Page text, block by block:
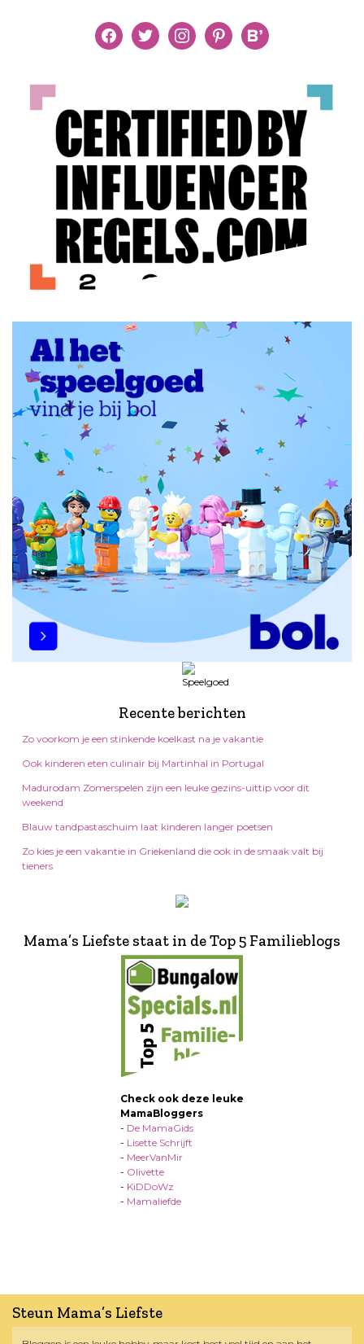
facebooktwitter instagrampinterestbloglovin
Recente berichten
Zo voorkom je een stinkende koelkast na je vakantie
Ook kinderen eten culinair bij Martinhal in Portugal
Madurodam Zomerspelen zijn een leuke gezins-uittip voor dit
weekend
Blauw tandpastaschuim laat kinderen langer poetsen
Zo kies je een vakantie in Griekenland die ook in de smaak valt bij
tieners
Mama’s Liefste staat in de Top 5 Familieblogs
Check ook deze leuke
MamaBloggers
- De MamaGids
- Lisette Schrijft
- MeerVanMir
- Olivette
- KiDDoWz
- Mamaliefde
Steun Mama’s Liefste